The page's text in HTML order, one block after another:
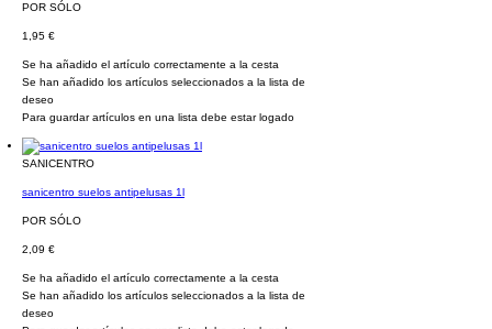
POR SÓLO
1,95 €
Se ha añadido el artículo correctamente a la cesta
Se han añadido los artículos seleccionados a la lista de
deseo
Para guardar artículos en una lista debe estar logado
SANICENTRO
sanicentro suelos antipelusas 1l
POR SÓLO
2,09 €
Se ha añadido el artículo correctamente a la cesta
Se han añadido los artículos seleccionados a la lista de
deseo